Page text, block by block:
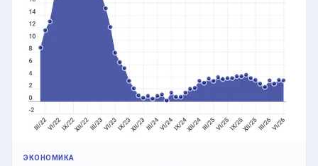
ЭКОНОМИКА